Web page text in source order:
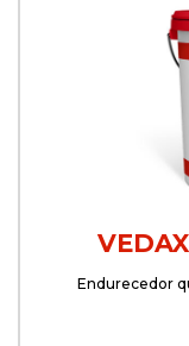
Endurecedor